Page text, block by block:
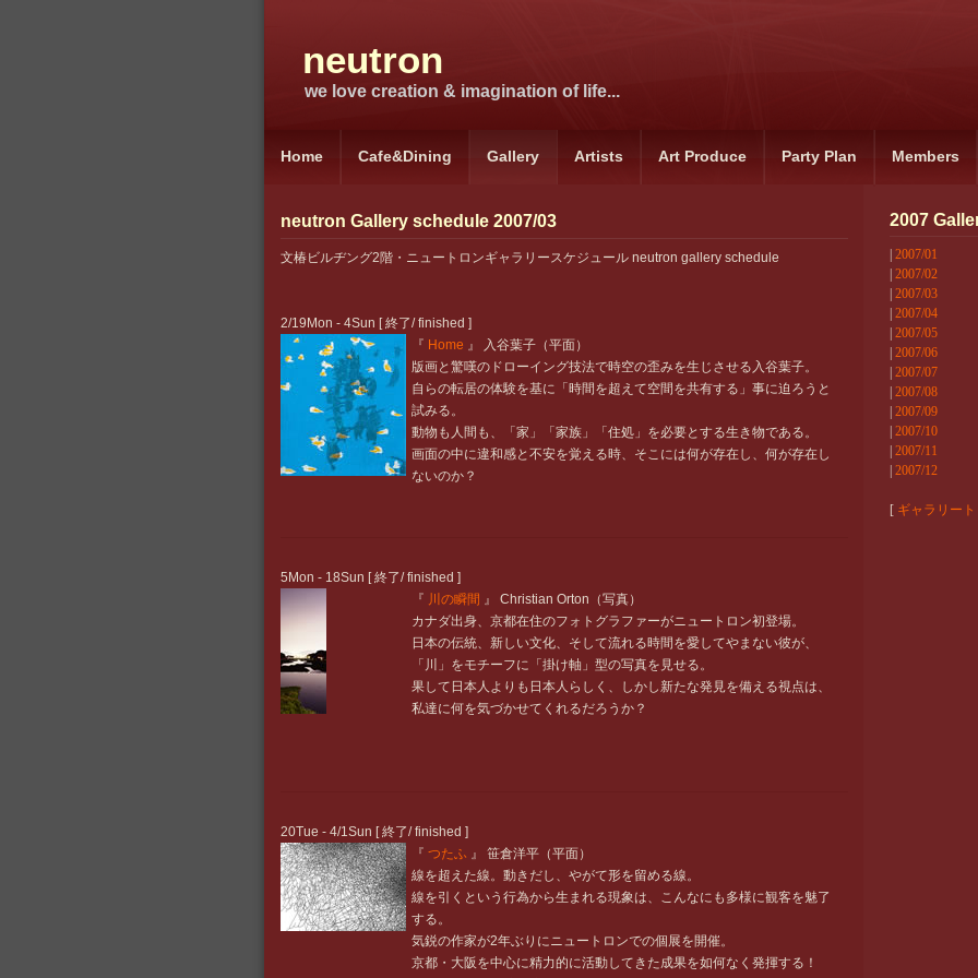
neutron
we love creation & imagination of life...
Home Cafe&Dining Gallery Artists Art Produce Party Plan Members
neutron Gallery schedule 2007/03
文椿ビルヂング2階・ニュートロンギャラリースケジュール neutron gallery schedule
2/19Mon - 4Sun [ 終了/ finished ]
『 Home 』 入谷葉子（平面）
版画と驚嘆のドローイング技法で時空の歪みを生じさせる入谷葉子。
自らの転居の体験を基に「時間を超えて空間を共有する」事に迫ろうと
試みる。
動物も人間も、「家」「家族」「住処」を必要とする生き物である。
画面の中に違和感と不安を覚える時、そこには何が存在し、何が存在し
ないのか？
5Mon - 18Sun [ 終了/ finished ]
『 川の瞬間 』 Christian Orton（写真）
カナダ出身、京都在住のフォトグラファーがニュートロン初登場。
日本の伝統、新しい文化、そして流れる時間を愛してやまない彼が、
「川」をモチーフに「掛け軸」型の写真を見せる。
果して日本人よりも日本人らしく、しかし新たな発見を備える視点は、
私達に何を気づかせてくれるだろうか？
20Tue - 4/1Sun [ 終了/ finished ]
『 つたふ 』 笹倉洋平（平面）
線を超えた線。動きだし、やがて形を留める線。
線を引くという行為から生まれる現象は、こんなにも多様に観客を魅了
する。
気鋭の作家が2年ぶりにニュートロンでの個展を開催。
京都・大阪を中心に精力的に活動してきた成果を如何なく発揮する！
2007
2007/01
2007/02
2007/03
2007/04
2007/05
2007/06
2007/07
2007/08
2007/09
2007/10
2007/11
2007/12
[ ギャラリー